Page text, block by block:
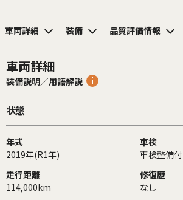
車両詳細 装備 品質評価情報
車両詳細
装備説明／用語解説
状態
年式
2019年(R1年)
車検
車検整備付
走行距離
114,000km
修復歴
なし